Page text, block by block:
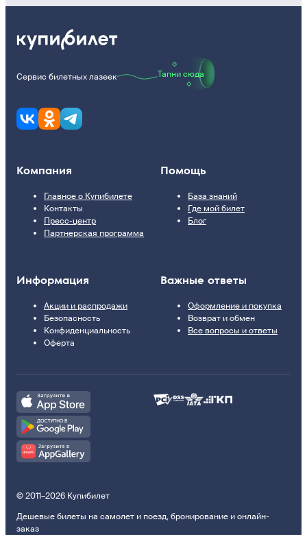
Сервис билетных лазеек Тапни сюда
Компания
Главное о Купибилете
Контакты
Пресс-центр
Партнерская программа
Помощь
База знаний
Где мой билет
Блог
Информация
Акции и распродажи
Безопасность
Конфиденциальность
Оферта
Важные ответы
Оформление и покупка
Возврат и обмен
Все вопросы и ответы
© 2011–2026 Купибилет
Дешевые билеты на самолет и поезд, бронирование и онлайн-
заказ